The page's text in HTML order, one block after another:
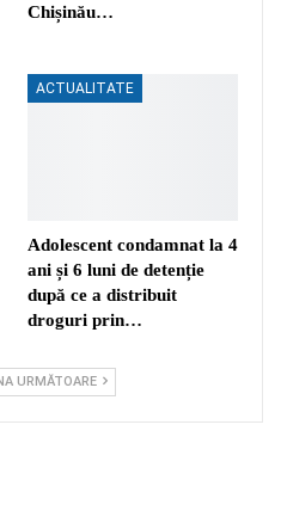
Chișinău…
ACTUALITATE
Adolescent condamnat la 4
ani și 6 luni de detenție
după ce a distribuit
droguri prin…
URMĂTOARE